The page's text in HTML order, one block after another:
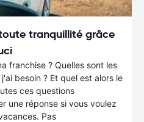
tranquillité grâce
franchise ? Quelles sont les
besoin ? Et quel est alors le
ces questions
une réponse si vous voulez
Pas